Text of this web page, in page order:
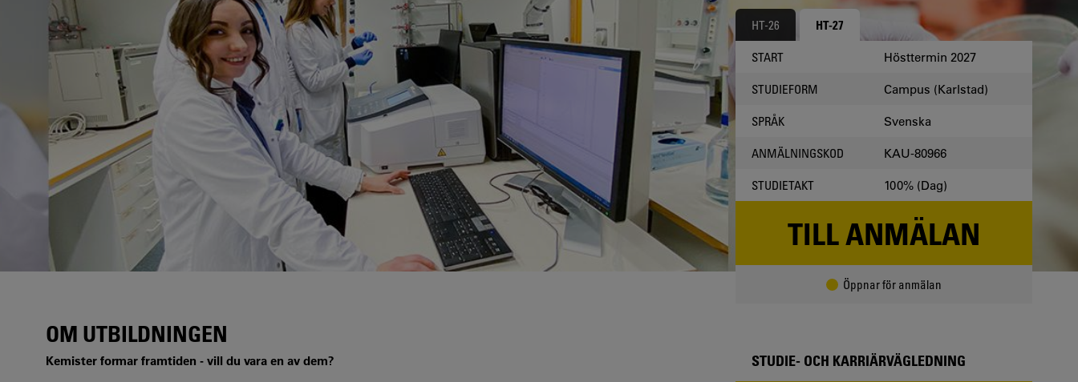
OM UTBILDNINGEN
Kemister formar framtiden - vill du vara en av dem?
HT-26 HT-27
START Hösttermin 2027
STUDIEFORM Campus (Karlstad)
SPRÅK Svenska
ANMÄLNINGSKOD KAU-80966
STUDIETAKT 100% (Dag)
TILL ANMÄLAN
Öppnar för anmälan
STUDIE- OCH KARRIÄRVÄGLEDNING